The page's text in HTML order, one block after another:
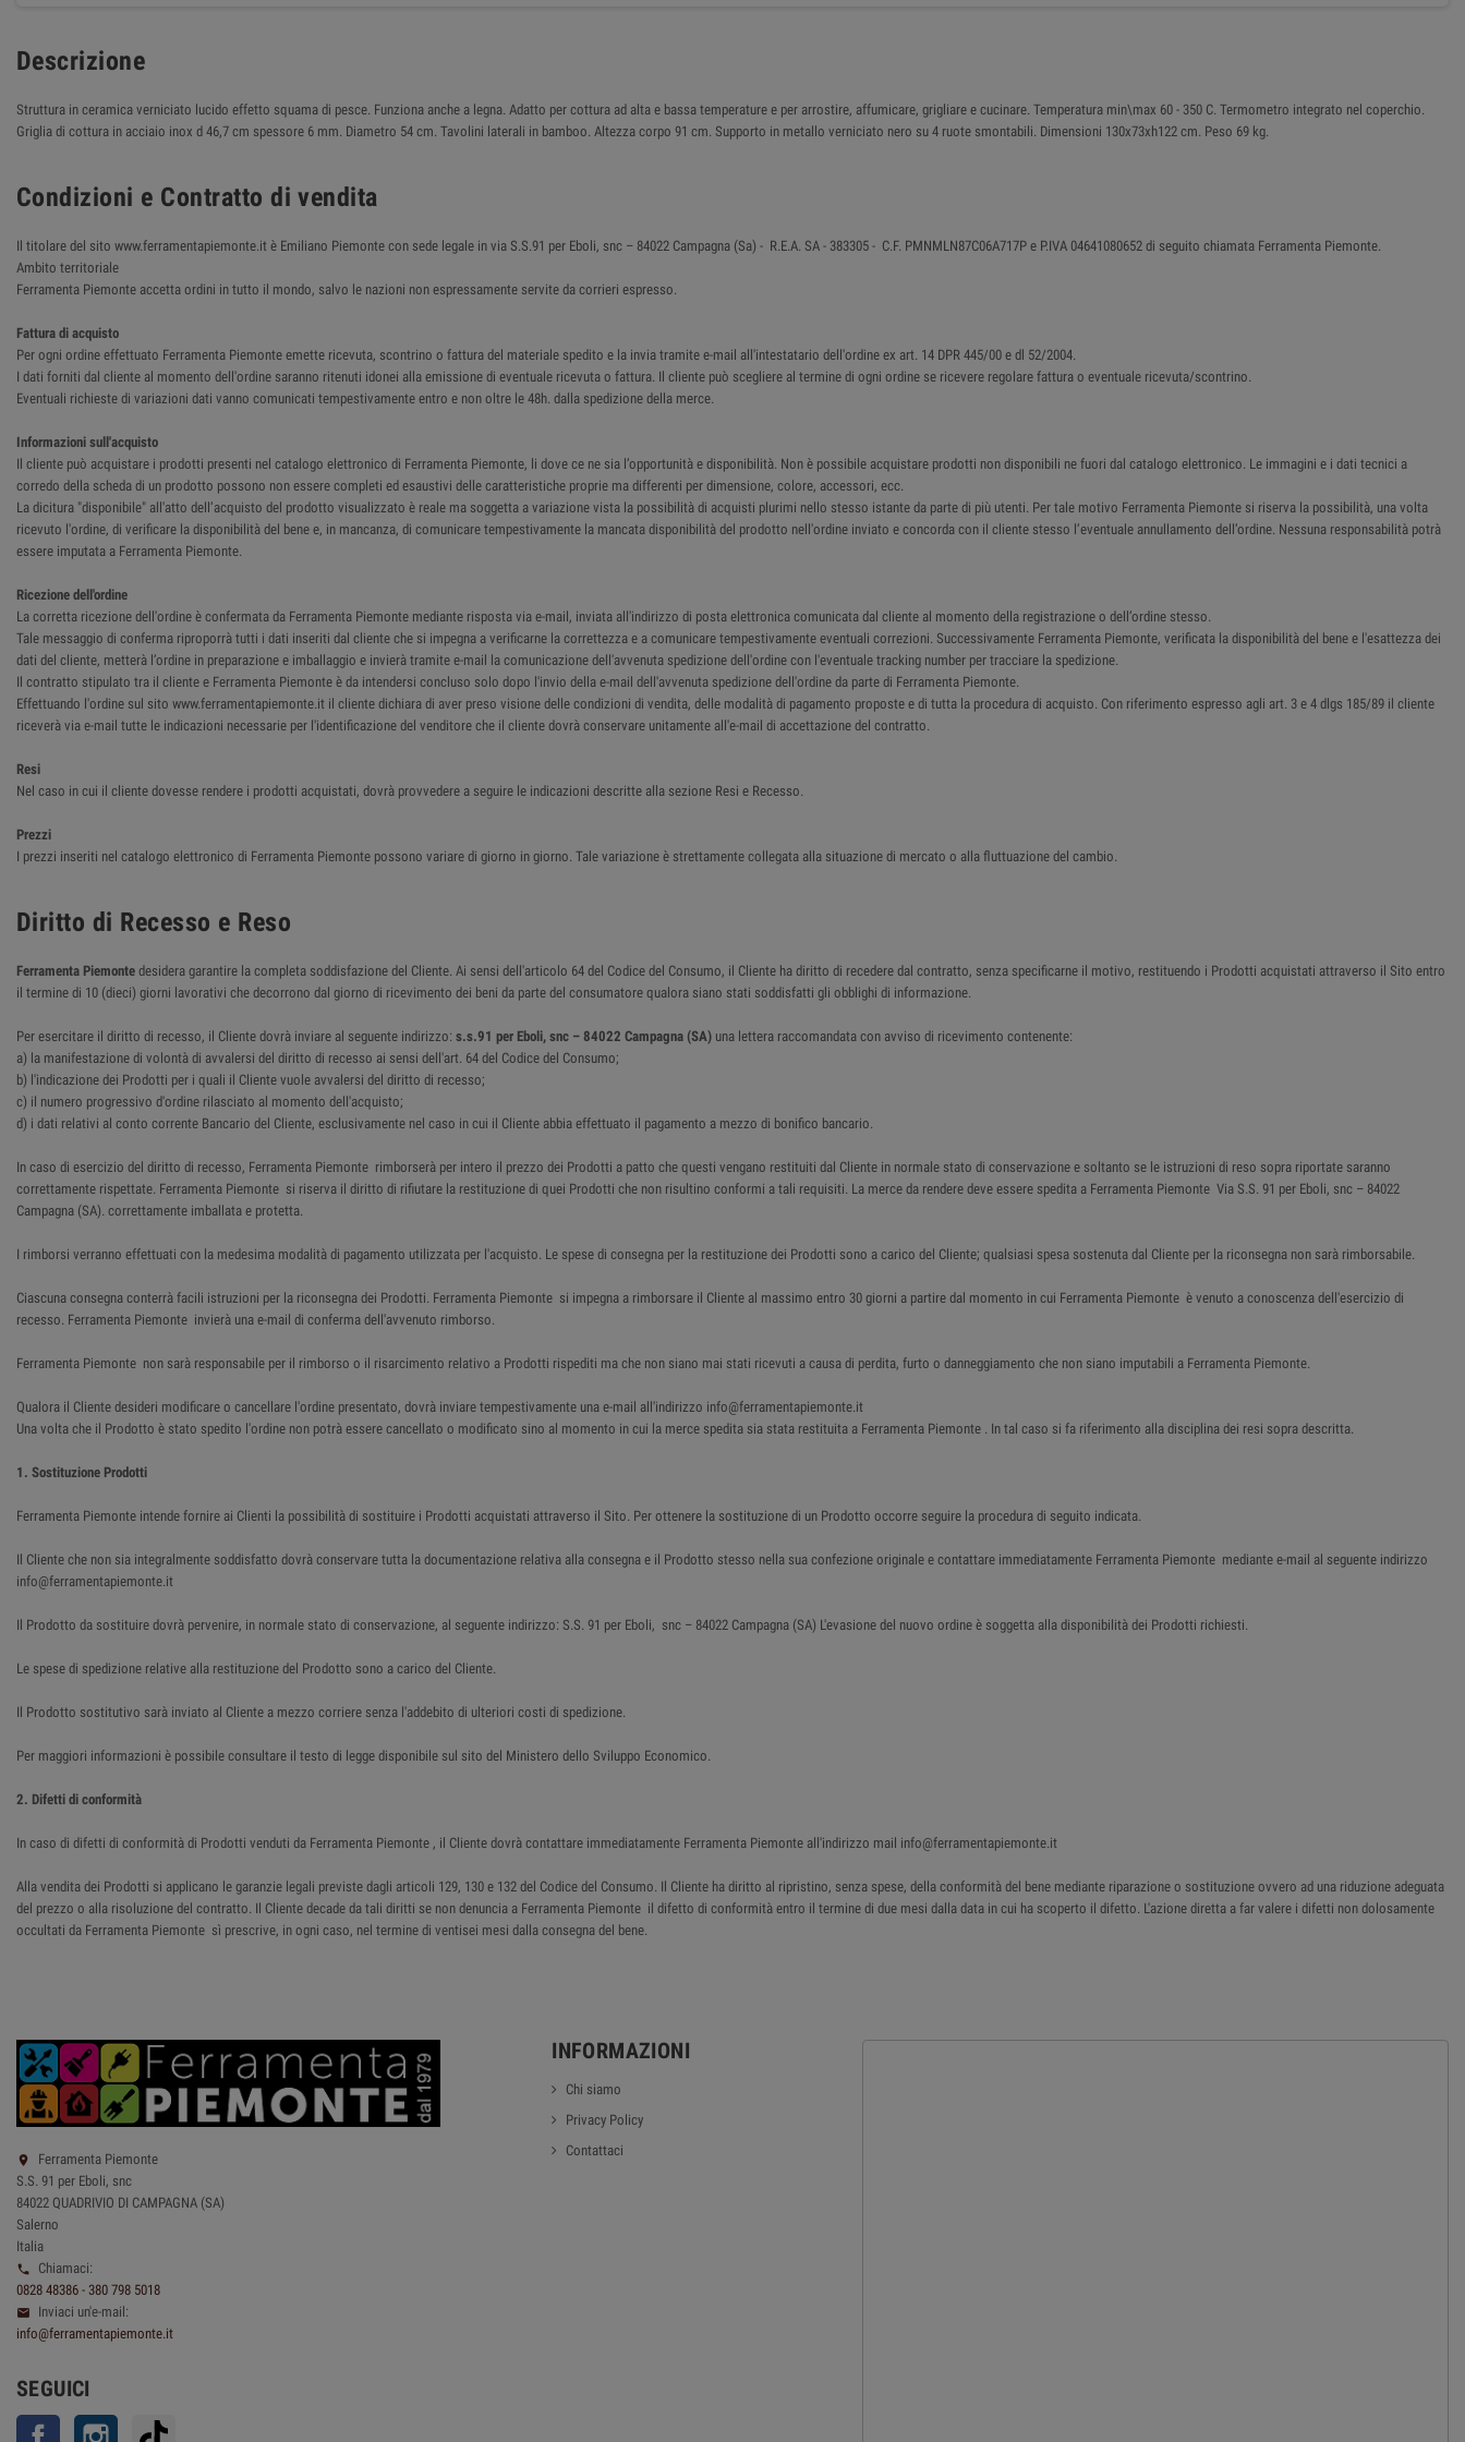
Descrizione
Struttura in ceramica verniciato lucido effetto squama di pesce. Funziona anche a legna. Adatto per cottura ad alta e bassa temperature e per arrostire, affumicare, grigliare e cucinare. Temperatura min\max 60 - 350 C. Termometro integrato nel coperchio.
Griglia di cottura in acciaio inox d 46,7 cm spessore 6 mm. Diametro 54 cm. Tavolini laterali in bamboo. Altezza corpo 91 cm. Supporto in metallo verniciato nero su 4 ruote smontabili. Dimensioni 130x73xh122 cm. Peso 69 kg.
Condizioni e Contratto di vendita
Il titolare del sito www.ferramentapiemonte.it è Emiliano Piemonte con sede legale in via S.S.91 per Eboli, snc – 84022 Campagna (Sa) - R.E.A. SA - 383305 - C.F. PMNMLN87C06A717P e P.IVA 04641080652 di seguito chiamata Ferramenta Piemonte.
Ambito territoriale
Ferramenta Piemonte accetta ordini in tutto il mondo, salvo le nazioni non espressamente servite da corrieri espresso.
Fattura di acquisto
Per ogni ordine effettuato Ferramenta Piemonte emette ricevuta, scontrino o fattura del materiale spedito e la invia tramite e-mail all'intestatario dell'ordine ex art. 14 DPR 445/00 e dl 52/2004.
I dati forniti dal cliente al momento dell'ordine saranno ritenuti idonei alla emissione di eventuale ricevuta o fattura. Il cliente può scegliere al termine di ogni ordine se ricevere regolare fattura o eventuale ricevuta/scontrino.
Eventuali richieste di variazioni dati vanno comunicati tempestivamente entro e non oltre le 48h. dalla spedizione della merce.
Informazioni sull'acquisto
Il cliente può acquistare i prodotti presenti nel catalogo elettronico di Ferramenta Piemonte, li dove ce ne sia l’opportunità e disponibilità. Non è possibile acquistare prodotti non disponibili ne fuori dal catalogo elettronico. Le immagini e i dati tecnici a
corredo della scheda di un prodotto possono non essere completi ed esaustivi delle caratteristiche proprie ma differenti per dimensione, colore, accessori, ecc.
La dicitura "disponibile" all'atto dell’acquisto del prodotto visualizzato è reale ma soggetta a variazione vista la possibilità di acquisti plurimi nello stesso istante da parte di più utenti. Per tale motivo Ferramenta Piemonte si riserva la possibilità, una volta
ricevuto l'ordine, di verificare la disponibilità del bene e, in mancanza, di comunicare tempestivamente la mancata disponibilità del prodotto nell'ordine inviato e concorda con il cliente stesso l’eventuale annullamento dell’ordine. Nessuna responsabilità potrà
essere imputata a Ferramenta Piemonte.
Ricezione dell'ordine
La corretta ricezione dell'ordine è confermata da Ferramenta Piemonte mediante risposta via e-mail, inviata all'indirizzo di posta elettronica comunicata dal cliente al momento della registrazione o dell’ordine stesso.
Tale messaggio di conferma riproporrà tutti i dati inseriti dal cliente che si impegna a verificarne la correttezza e a comunicare tempestivamente eventuali correzioni. Successivamente Ferramenta Piemonte, verificata la disponibilità del bene e l'esattezza dei
dati del cliente, metterà l’ordine in preparazione e imballaggio e invierà tramite e-mail la comunicazione dell'avvenuta spedizione dell'ordine con l'eventuale tracking number per tracciare la spedizione.
Il contratto stipulato tra il cliente e Ferramenta Piemonte è da intendersi concluso solo dopo l'invio della e-mail dell'avvenuta spedizione dell'ordine da parte di Ferramenta Piemonte.
Effettuando l'ordine sul sito www.ferramentapiemonte.it il cliente dichiara di aver preso visione delle condizioni di vendita, delle modalità di pagamento proposte e di tutta la procedura di acquisto. Con riferimento espresso agli art. 3 e 4 dlgs 185/89 il cliente
riceverà via e-mail tutte le indicazioni necessarie per l'identificazione del venditore che il cliente dovrà conservare unitamente all'e-mail di accettazione del contratto.
Resi
Nel caso in cui il cliente dovesse rendere i prodotti acquistati, dovrà provvedere a seguire le indicazioni descritte alla sezione Resi e Recesso.
Prezzi
I prezzi inseriti nel catalogo elettronico di Ferramenta Piemonte possono variare di giorno in giorno. Tale variazione è strettamente collegata alla situazione di mercato o alla fluttuazione del cambio.
Diritto di Recesso e Reso
Ferramenta Piemonte desidera garantire la completa soddisfazione del Cliente. Ai sensi dell'articolo 64 del Codice del Consumo, il Cliente ha diritto di recedere dal contratto, senza specificarne il motivo, restituendo i Prodotti acquistati attraverso il Sito entro
il termine di 10 (dieci) giorni lavorativi che decorrono dal giorno di ricevimento dei beni da parte del consumatore qualora siano stati soddisfatti gli obblighi di informazione.
Per esercitare il diritto di recesso, il Cliente dovrà inviare al seguente indirizzo: s.s.91 per Eboli, snc – 84022 Campagna (SA) una lettera raccomandata con avviso di ricevimento contenente:
a) la manifestazione di volontà di avvalersi del diritto di recesso ai sensi dell'art. 64 del Codice del Consumo;
b) l'indicazione dei Prodotti per i quali il Cliente vuole avvalersi del diritto di recesso;
c) il numero progressivo d'ordine rilasciato al momento dell'acquisto;
d) i dati relativi al conto corrente Bancario del Cliente, esclusivamente nel caso in cui il Cliente abbia effettuato il pagamento a mezzo di bonifico bancario.
In caso di esercizio del diritto di recesso, Ferramenta Piemonte rimborserà per intero il prezzo dei Prodotti a patto che questi vengano restituiti dal Cliente in normale stato di conservazione e soltanto se le istruzioni di reso sopra riportate saranno
correttamente rispettate. Ferramenta Piemonte si riserva il diritto di rifiutare la restituzione di quei Prodotti che non risultino conformi a tali requisiti. La merce da rendere deve essere spedita a Ferramenta Piemonte Via S.S. 91 per Eboli, snc – 84022
Campagna (SA). correttamente imballata e protetta.
I rimborsi verranno effettuati con la medesima modalità di pagamento utilizzata per l'acquisto. Le spese di consegna per la restituzione dei Prodotti sono a carico del Cliente; qualsiasi spesa sostenuta dal Cliente per la riconsegna non sarà rimborsabile.
Ciascuna consegna conterrà facili istruzioni per la riconsegna dei Prodotti. Ferramenta Piemonte si impegna a rimborsare il Cliente al massimo entro 30 giorni a partire dal momento in cui Ferramenta Piemonte è venuto a conoscenza dell'esercizio di
recesso. Ferramenta Piemonte invierà una e-mail di conferma dell'avvenuto rimborso.
Ferramenta Piemonte non sarà responsabile per il rimborso o il risarcimento relativo a Prodotti rispediti ma che non siano mai stati ricevuti a causa di perdita, furto o danneggiamento che non siano imputabili a Ferramenta Piemonte.
Qualora il Cliente desideri modificare o cancellare l'ordine presentato, dovrà inviare tempestivamente una e-mail all'indirizzo info@ferramentapiemonte.it
Una volta che il Prodotto è stato spedito l'ordine non potrà essere cancellato o modificato sino al momento in cui la merce spedita sia stata restituita a Ferramenta Piemonte . In tal caso si fa riferimento alla disciplina dei resi sopra descritta.
1. Sostituzione Prodotti
Ferramenta Piemonte intende fornire ai Clienti la possibilità di sostituire i Prodotti acquistati attraverso il Sito. Per ottenere la sostituzione di un Prodotto occorre seguire la procedura di seguito indicata.
Il Cliente che non sia integralmente soddisfatto dovrà conservare tutta la documentazione relativa alla consegna e il Prodotto stesso nella sua confezione originale e contattare immediatamente Ferramenta Piemonte mediante e-mail al seguente indirizzo
info@ferramentapiemonte.it
Il Prodotto da sostituire dovrà pervenire, in normale stato di conservazione, al seguente indirizzo: S.S. 91 per Eboli, snc – 84022 Campagna (SA) L'evasione del nuovo ordine è soggetta alla disponibilità dei Prodotti richiesti.
Le spese di spedizione relative alla restituzione del Prodotto sono a carico del Cliente.
Il Prodotto sostitutivo sarà inviato al Cliente a mezzo corriere senza l'addebito di ulteriori costi di spedizione.
Per maggiori informazioni è possibile consultare il testo di legge disponibile sul sito del Ministero dello Sviluppo Economico.
2. Difetti di conformità
In caso di difetti di conformità di Prodotti venduti da Ferramenta Piemonte , il Cliente dovrà contattare immediatamente Ferramenta Piemonte all'indirizzo mail info@ferramentapiemonte.it
Alla vendita dei Prodotti si applicano le garanzie legali previste dagli articoli 129, 130 e 132 del Codice del Consumo. Il Cliente ha diritto al ripristino, senza spese, della conformità del bene mediante riparazione o sostituzione ovvero ad una riduzione adeguata
del prezzo o alla risoluzione del contratto. Il Cliente decade da tali diritti se non denuncia a Ferramenta Piemonte il difetto di conformità entro il termine di due mesi dalla data in cui ha scoperto il difetto. L'azione diretta a far valere i difetti non dolosamente
occultati da Ferramenta Piemonte sì prescrive, in ogni caso, nel termine di ventisei mesi dalla consegna del bene.

Ferramenta Piemonte
S.S. 91 per Eboli, snc
84022 QUADRIVIO DI CAMPAGNA (SA)
Salerno
Italia

Chiamaci:
0828 48386 - 380 798 5018

Inviaci un'e-mail:
info@ferramentapiemonte.it
SEGUICI
Facebook Instagram
INFORMAZIONI
Chi siamo
Privacy Policy
Contattaci